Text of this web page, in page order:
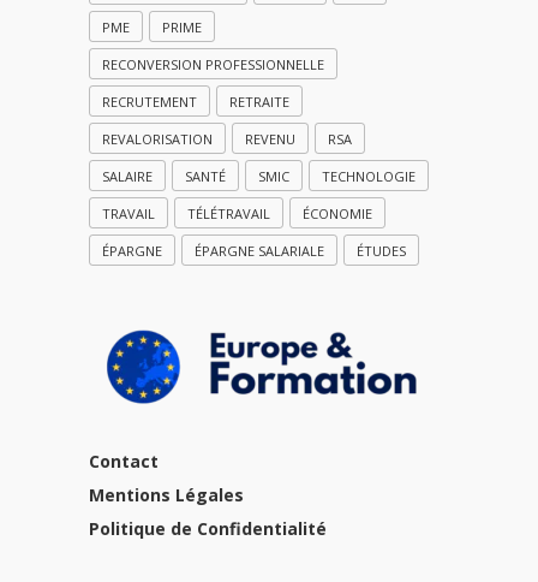
PME PRIME
RECONVERSION PROFESSIONNELLE
RECRUTEMENT RETRAITE
REVALORISATION REVENU RSA
SALAIRE SANTÉ SMIC TECHNOLOGIE
TRAVAIL TÉLÉTRAVAIL ÉCONOMIE
ÉPARGNE ÉPARGNE SALARIALE ÉTUDES
Contact
Mentions Légales
Politique de Confidentialité